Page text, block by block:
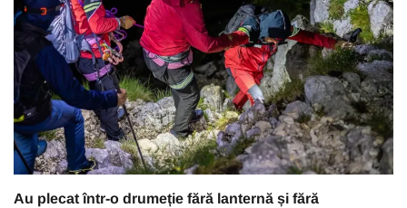
Au plecat într-o drumeție fără lanternă și fără